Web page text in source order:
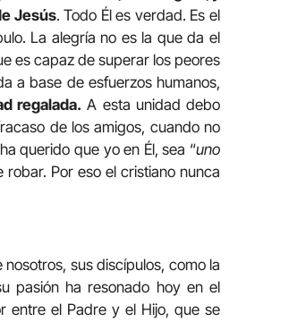
Jesús. Todo Él es verdad. Es el
La alegría no es la que da el
es capaz de superar los peores
a base de esfuerzos humanos,
regalada. A esta unidad debo
de los amigos, cuando no
querido que yo en Él, sea “uno
Por eso el cristiano nunca
sus discípulos, como la
pasión ha resonado hoy en el
entre el Padre y el Hijo, que se